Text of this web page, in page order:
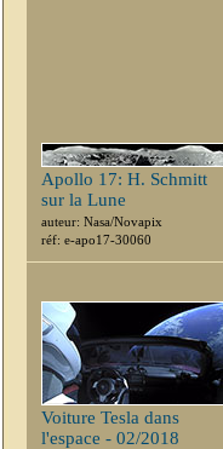
Apollo 17: H. Schmitt
sur la Lune
auteur: Nasa/Novapix
réf: e-apo17-30060
Voiture Tesla dans
l'espace - 02/2018